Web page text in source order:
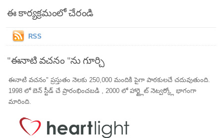
ఈ కార్యక్రమంలో చేరండి
RSS
"ఈనాటి వచనం "ను గూర్చి
ఈనాటి వచనం" ప్రస్తుతం నెలకు 250,000 మందికి పైగా పాఠకులచే చదువుతుంది.
1998 లో బెన్ స్టీడ్ చే ప్రారంభించబడి , 2000 లో హార్ట్లైట్ నెట్వర్క్లో భాగంగా
మారింది.